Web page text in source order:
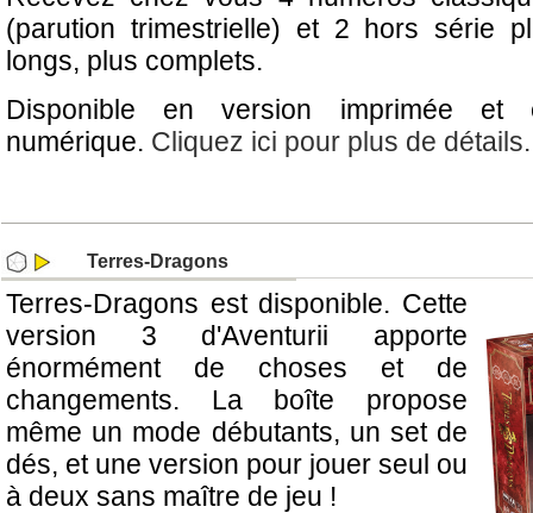
(parution trimestrielle) et 2 hors série
longs, plus complets.
Disponible en version imprimée et
numérique. Cliquez ici pour plus de détails.
Terres-Dragons
Terres-Dragons est disponible. Cette
version 3 d'Aventurii apporte
énormément de choses et de
changements. La boîte propose
même un mode débutants, un set de
dés, et une version pour jouer seul ou
à deux sans maître de jeu !